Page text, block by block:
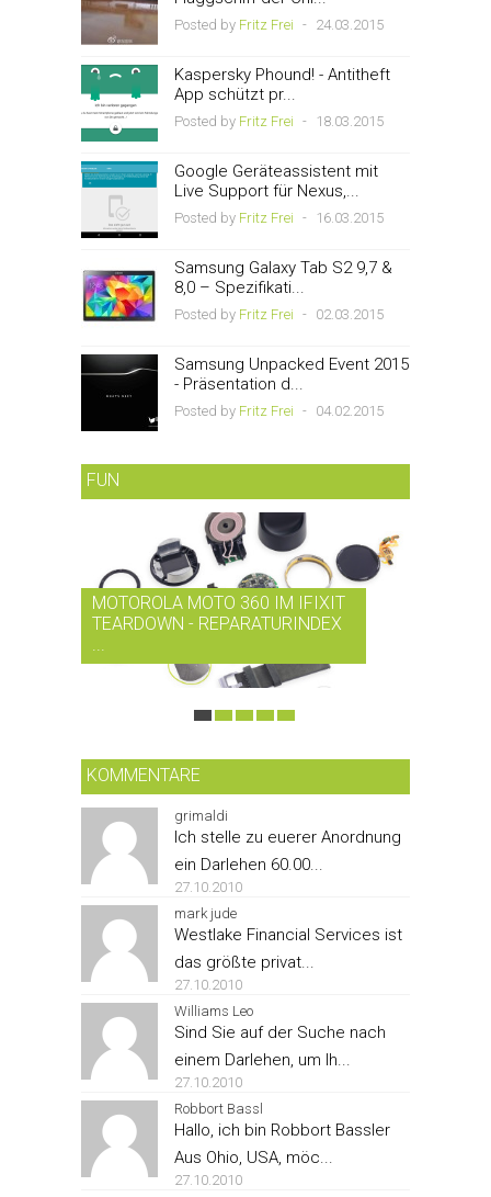
Posted by Fritz Frei - 24.03.2015
Kaspersky Phound! - Antitheft
App schützt pr...
Posted by Fritz Frei - 18.03.2015
Google Geräteassistent mit
Live Support für Nexus,...
Posted by Fritz Frei - 16.03.2015
Samsung Galaxy Tab S2 9,7 &
8,0 – Spezifikati...
Posted by Fritz Frei - 02.03.2015
Samsung Unpacked Event 2015
- Präsentation d...
Posted by Fritz Frei - 04.02.2015
FUN
MOTOROLA MOTO 360 IM IFIXIT
TEARDOWN - REPARATURINDEX
...
KOMMENTARE
grimaldi
Ich stelle zu euerer Anordnung
ein Darlehen 60.00...
27.10.2010
mark jude
Westlake Financial Services ist
das größte privat...
27.10.2010
Williams Leo
Sind Sie auf der Suche nach
einem Darlehen, um Ih...
27.10.2010
Robbort Bassl
Hallo, ich bin Robbort Bassler
Aus Ohio, USA, möc...
27.10.2010